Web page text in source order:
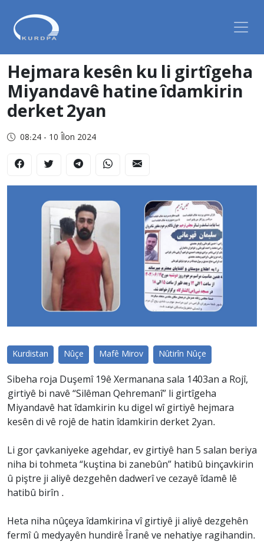
Hejmara kesên ku li girtîgeha
Miyandavê hatine îdamkirin
derket 2yan
08:24 - 10 Îlon 2024
Kurdistan Nûçe Mafê Mirov Nûtirîn Nûçe
Sibeha roja Duşemî 19ê Xermanana sala 1403an a Rojî,
girtiyê bi navê “Silêman Qehremanî” li girtîgeha
Miyandavê hat îdamkirin ku digel wî girtiyê hejmara
kesên di vê rojê de hatin îdamkirin derket 2yan.
Li gor çavkaniyeke agehdar, ev girtiyê han 5 salan beriya
niha bi tohmeta “kuştina bi zanebûn” hatibû binçavkirin
û piştre ji aliyê dezgehên dadwerî ve cezayê îdamê lê
hatibû birîn .
Heta niha nûçeya îdamkirina vî girtiyê ji aliyê dezgehên
fermî û medyayên hundirê Îranê ve nehatiye ragihandin.